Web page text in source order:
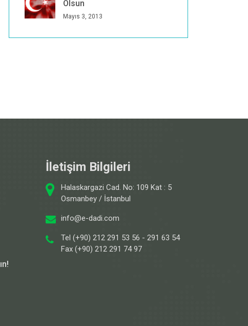
Olsun
Mayıs 3, 2013
İletişim Bilgileri
Halaskargazi Cad. No: 109 Kat : 5
Osmanbey / İstanbul
info@e-dadi.com
Tel (+90) 212 291 53 56 - 291 63 54
Fax (+90) 212 291 74 97